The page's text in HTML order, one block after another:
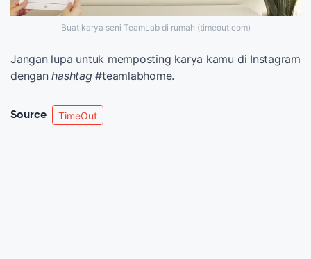
Buat karya seni TeamLab di rumah (timeout.com)
Jangan lupa untuk memposting karya kamu di Instagram
denganhashtag#teamlabhome.
Source TimeOut